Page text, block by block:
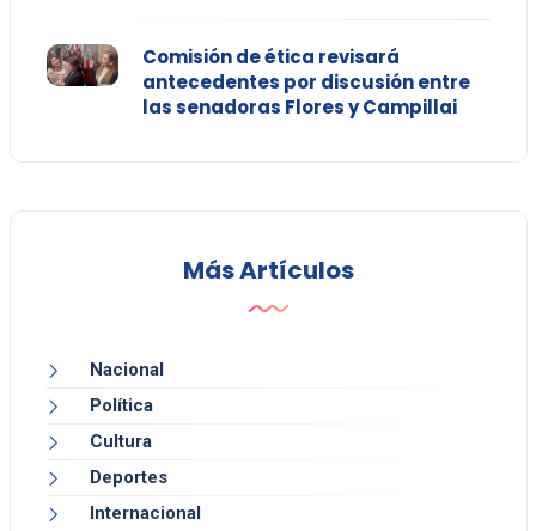
Comisión de ética revisará
antecedentes por discusión entre
las senadoras Flores y Campillai
Más Artículos
Nacional
Política
Cultura
Deportes
Internacional